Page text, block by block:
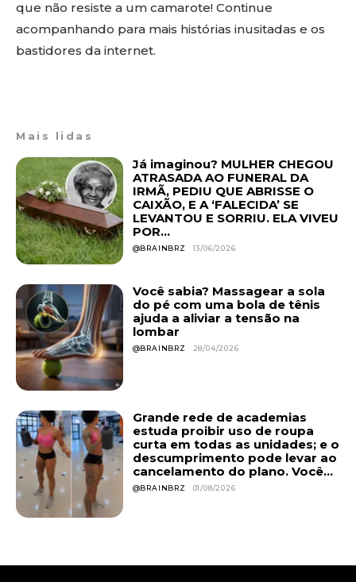
que não resiste a um camarote! Continue
acompanhando para mais histórias inusitadas e os
bastidores da internet.
Mais lidas
Já imaginou? MULHER CHEGOU
ATRASADA AO FUNERAL DA
IRMÃ, PEDIU QUE ABRISSE O
CAIXÃO, E A ‘FALECIDA’ SE
LEVANTOU E SORRIU. ELA VIVEU
POR...
@BRAINBRZ 13/06/2026
Você sabia? Massagear a sola
do pé com uma bola de tênis
ajuda a aliviar a tensão na
lombar
@BRAINBRZ 28/04/2026
Grande rede de academias
estuda proibir uso de roupa
curta em todas as unidades; e o
descumprimento pode levar ao
cancelamento do plano. Você...
@BRAINBRZ 01/08/2026